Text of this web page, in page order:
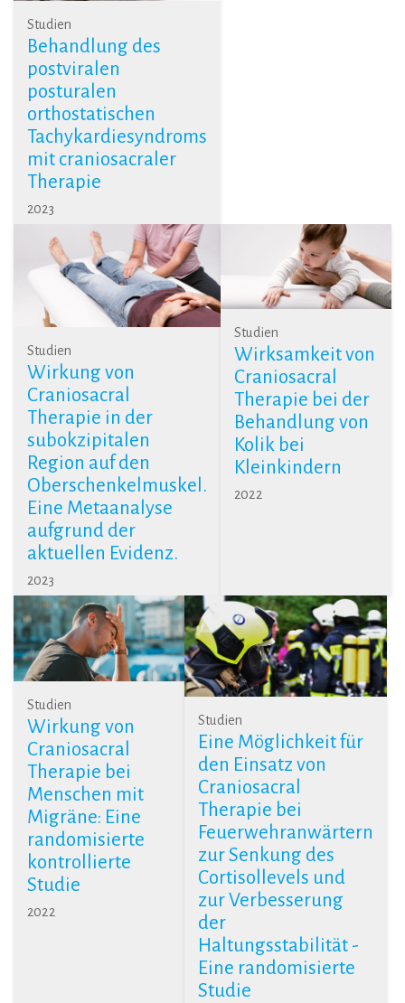
Studien
Behandlung des
postviralen
posturalen
orthostatischen
Tachykardiesyndroms
mit craniosacraler
Therapie
2023
Studien
Wirkung von
Craniosacral
Therapie in der
subokzipitalen
Region auf den
Oberschenkelmuskel.
Eine Metaanalyse
aufgrund der
aktuellen Evidenz.
2023
Studien
Wirksamkeit von
Craniosacral
Therapie bei der
Behandlung von
Kolik bei
Kleinkindern
2022
Studien
Wirkung von
Craniosacral
Therapie bei
Menschen mit
Migräne: Eine
randomisierte
kontrollierte
Studie
2022
Studien
Eine Möglichkeit für
den Einsatz von
Craniosacral
Therapie bei
Feuerwehranwärtern
zur Senkung des
Cortisollevels und
zur Verbesserung
der
Haltungsstabilität -
Eine randomisierte
Studie